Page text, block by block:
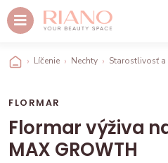
Líčenie Nechty Starostlivosť a
FLORMAR
Flormar výživa
MAX GROWTH